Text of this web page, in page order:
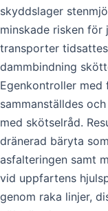
skyddslager
minskade risken
transporter
dammbindning
Egenkontroller
sammanställdes
med skötselråd.
dränerad bäryta
asfalteringen samt
vid uppfartens
genom raka linjer,